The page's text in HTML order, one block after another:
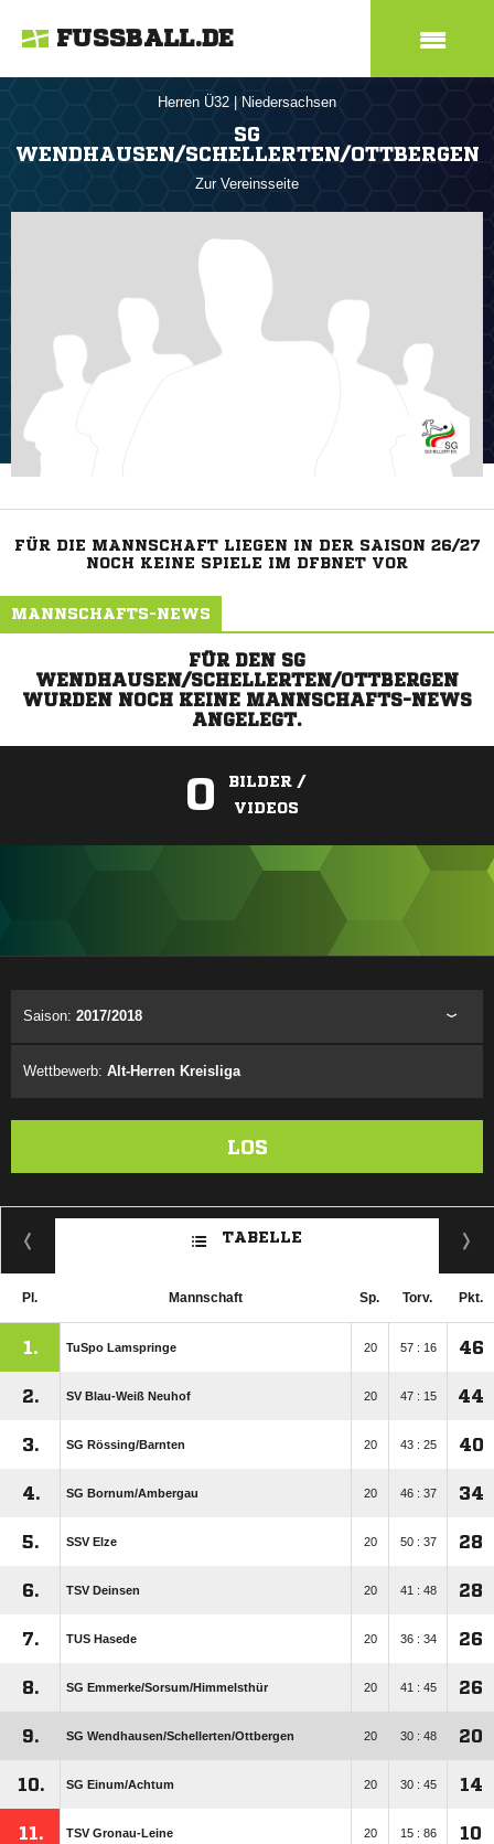
FUSSBALL.DE
Herren Ü32 Niedersachsen
SG
WENDHAUSEN/SCHELLERTEN/OTTBERGEN
Zur Vereinsseite
FÜR DIE MANNSCHAFT LIEGEN IN DER SAISON 26/27
NOCH KEINE SPIELE IM DFBNET VOR
MANNSCHAFTS-NEWS
FÜR DEN SG
WENDHAUSEN/SCHELLERTEN/OTTBERGEN
WURDEN NOCH KEINE MANNSCHAFTS-NEWS
ANGELEGT.
0
BILDER /
VIDEOS
Saison: 2017/2018
Wettbewerb: Alt-Herren Kreisliga
LOS
TABELLE
Pl. Mannschaft Sp. Torv. Pkt.
1. TuSpo Lamspringe 20 57 : 16 46
2. SV Blau-Weiß Neuhof 20 47 : 15 44
3. SG Rössing/​Barnten 20 43 : 25 40
4. SG Bornum/​Ambergau 20 46 : 37 34
5. SSV Elze 20 50 : 37 28
6. TSV Deinsen 20 41 : 48 28
7. TUS Hasede 20 36 : 34 26
8. SG Emmerke/​Sorsum/​Himmelsthür 20 41 : 45 26
9. SG Wendhausen/​Schellerten/​Ottbergen 20 30 : 48 20
10. SG Einum/​Achtum 20 30 : 45 14
11. TSV Gronau-Leine 20 15 : 86 10